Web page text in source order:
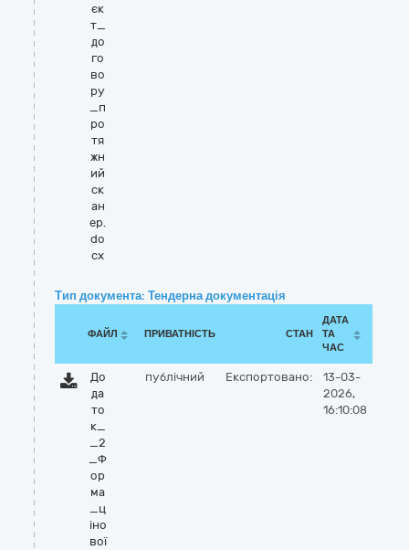
єк
т_
до
го
во
ру
_п
ро
тя
жн
ий
ск
ан
ер.
do
cx
Тип документа: Тендерна документація
ФАЙЛ ПРИВАТНІСТЬ СТАН
ДАТА
ТА
ЧАС
До
да
то
к_
_2
_Ф
ор
ма
_ц
іно
вої
публічний Експортовано:
13-03-
2026,
16:10:08